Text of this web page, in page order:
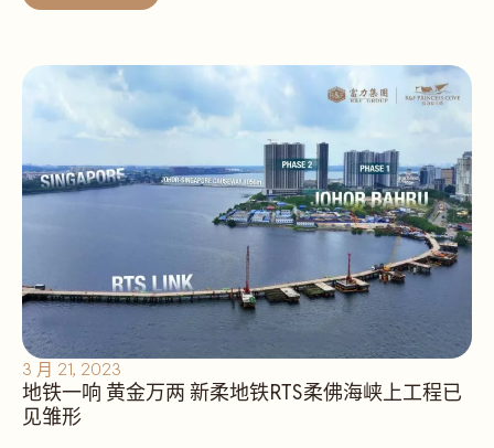
3 月 21, 2023
地铁一响 黄金万两 新柔地铁RTS柔佛海峡上工程已
见雏形